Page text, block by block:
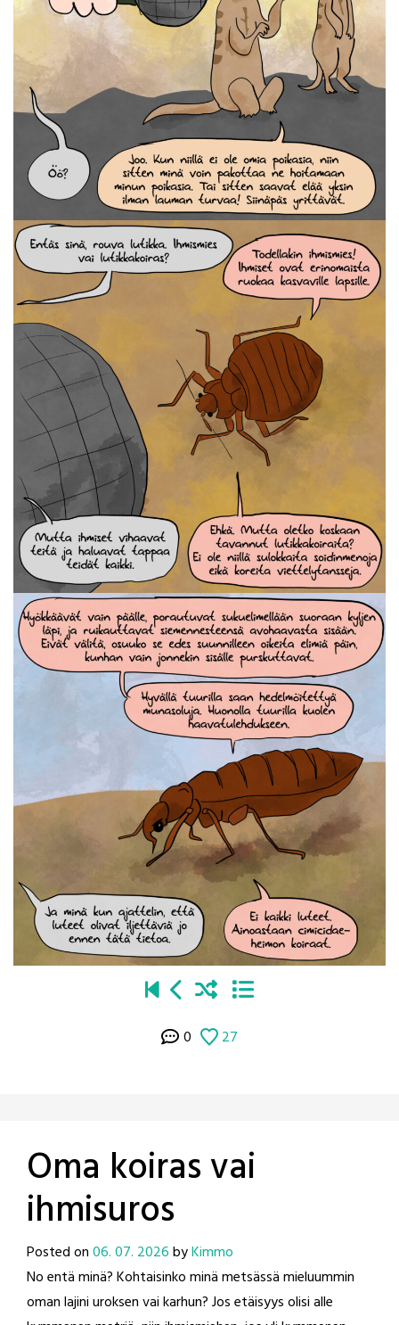
0 27
Oma koiras vai
ihmisuros
Posted on06. 07. 2026byKimmo
No entä minä? Kohtaisinko minä metsässä mieluummin
oman lajini uroksen vai karhun? Jos etäisyys olisi alle